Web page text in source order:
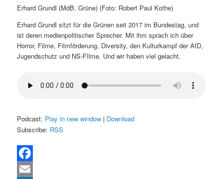
Erhard Grundl (MdB, Grüne) (Foto: Robert Paul Kothe)
Erhard Grundl sitzt für die Grünen seit 2017 im Bundestag, und
ist deren medienpolitischer Sprecher. Mit ihm sprach ich über
Horror, Filme, Filmförderung, Diversity, den Kulturkampf der AfD,
Jugendschutz und NS-FIlme. Und wir haben viel gelacht.
Podcast: Play in new window | Download
Subscribe: RSS
Facebook